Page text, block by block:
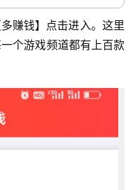
赚钱】点击进入。这里
个游戏频道都有上百款